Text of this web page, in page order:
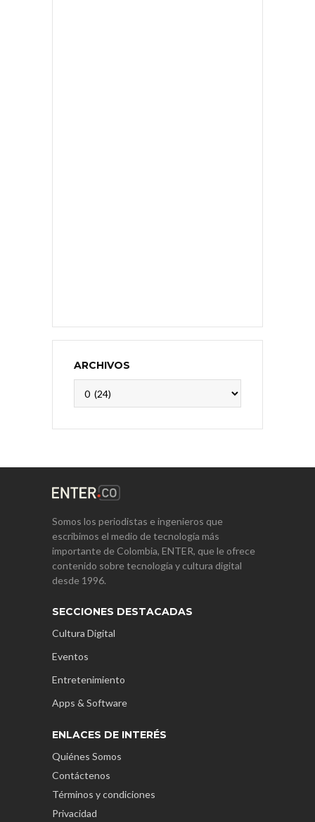
ARCHIVOS
Somos los periodistas e ingenieros que
escribimos el medio de tecnología más
importante de Colombia, ENTER, que le ofrece
contenido sobre tecnología y cultura digital
desde 1996.
SECCIONES DESTACADAS
Cultura Digital
Eventos
Entretenimiento
Apps & Software
ENLACES DE INTERÉS
Quiénes Somos
Contáctenos
Términos y condiciones
Privacidad